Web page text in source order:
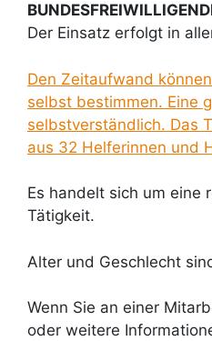
Der Einsatz erfolgt in
Den Zeitaufwand
selbst bestimmen. Eine
selbstverständlich. Das
aus 32 Helferinnen und
Es handelt sich um eine
Tätigkeit.
Alter und Geschlecht
Wenn Sie an einer
oder weitere